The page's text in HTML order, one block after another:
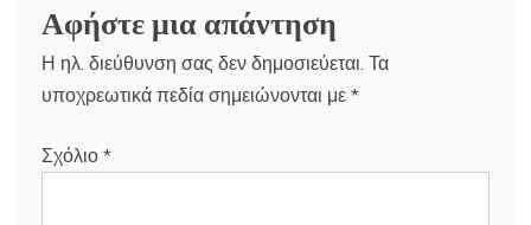
Αφήστε μια απάντηση
Η ηλ. διεύθυνση σας δεν δημοσιεύεται. Τα
υποχρεωτικά πεδία σημειώνονται με *
Σχόλιο *